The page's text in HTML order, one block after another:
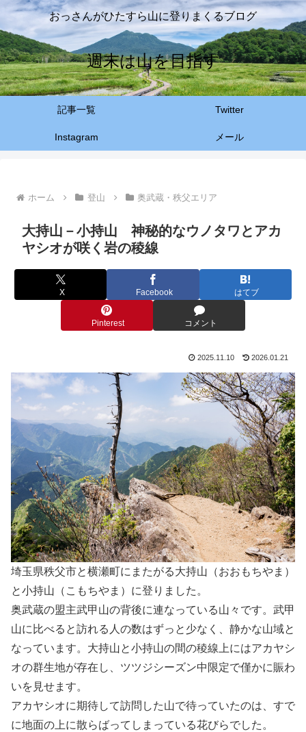
おっさんがひたすら山に登りまくるブログ
週末は山を目指す
記事一覧 Twitter
Instagram メール
ホーム 登山 奥武蔵・秩父エリア
大持山－小持山 神秘的なウノタワとアカ
ヤシオが咲く岩の稜線
X Facebook はてブ
Pinterest コメント
2025.11.10 2026.01.21
埼玉県秩父市と横瀬町にまたがる大持山（おおもちやま）
と小持山（こもちやま）に登りました。
奥武蔵の盟主武甲山の背後に連なっている山々です。武甲
山に比べると訪れる人の数はずっと少なく、静かな山域と
なっています。大持山と小持山の間の稜線上にはアカヤシ
オの群生地が存在し、ツツジシーズン中限定で僅かに賑わ
いを見せます。
アカヤシオに期待して訪問した山で待っていたのは、すで
に地面の上に散らばってしまっている花びらでした。